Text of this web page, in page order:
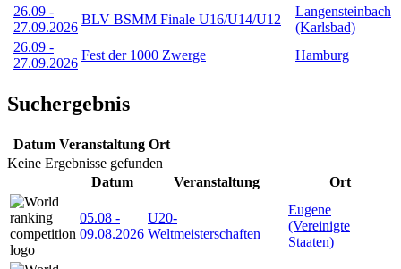
26.09 -
27.09.2026
BLV BSMM Finale U16/U14/U12
Langensteinbach
(Karlsbad)
26.09 -
27.09.2026
Fest der 1000 Zwerge Hamburg
Suchergebnis
Datum Veranstaltung Ort
Keine Ergebnisse gefunden
Datum
Veranstaltung Ort
05.08 -
09.08.2026
U20-
Weltmeisterschaften
Eugene
(Vereinigte
Staaten)